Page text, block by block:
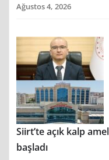
Ağustos 4, 2026
Siirt’te açık kalp
başladı